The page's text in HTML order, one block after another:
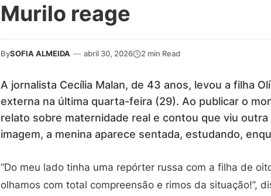
Murilo reage
BySOFIA ALMEIDA — abril 30, 2026 2 min Read
A jornalista Cecília Malan, de 43 anos, levou a filha
externa na última quarta-feira (29). Ao publicar o
relato sobre maternidade real e contou que viu
imagem, a menina aparece sentada, estudando,
“Do meu lado tinha uma repórter russa com a filha de
olhamos com total compreensão e rimos da situação!”,